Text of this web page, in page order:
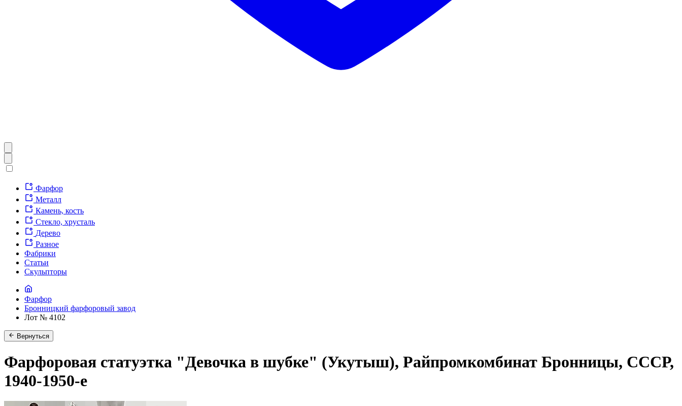
Фарфор
Металл
Камень, кость
Стекло, хрусталь
Дерево
Разное
Фабрики
Статьи
Скульпторы
Фарфор
Бронницкий фарфоровый завод
Лот № 4102
Вернуться
Фарфоровая статуэтка "Девочка в шубке" (Укутыш), Райпромкомбинат Бронницы, СССР,
1940-1950-е